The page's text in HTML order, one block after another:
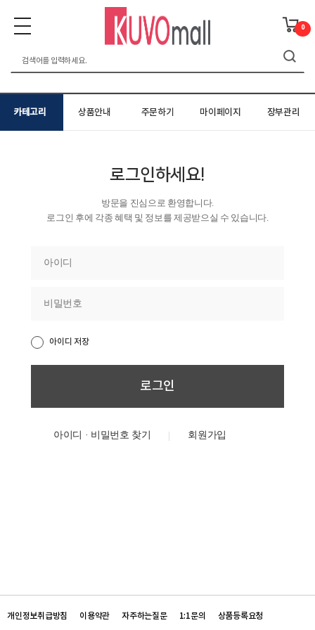
0
카테고리 상품안내 주문하기 마이페이지 장부관리
로그인하세요!
방문을 진심으로 환영합니다.
로그인 후에 각종 혜택 및 정보를 제공받으실 수 있습니다.
아이디 저장
아이디 · 비밀번호 찾기
개인정보취급방침 이용약관 자주하는질문 1:1문의 상품등록요청